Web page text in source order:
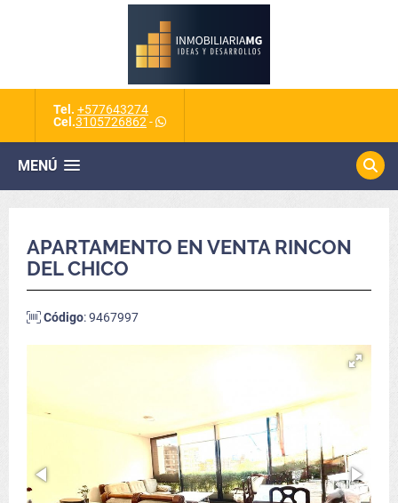
Tel. +577643274
Cel.3105726862 -
MENÚ
APARTAMENTO EN VENTA RINCON
DEL CHICO
Código: 9467997